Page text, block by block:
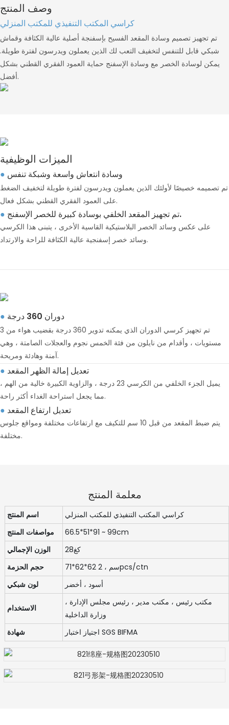
وصف المنتج
كراسي المكتب التنفيذي للمكتب المنزلي
تم تجهيز تصميم وسادة المقعد الفسيح بإسفنجة أصلية عالية الكثافة وقماش
شبكي قابل للتنفس لتخفيف التعب لك الذين يعملون ويدرسون لفترة طويلة.
يمكن لوسادة الخصر مع وسادة الإسفنج حماية العمود الفقري القطني بشكل
أفضل.
الميزات الوظيفية
● وسادة انتعاش واسعة وشبكة تنفس
تم تصميمه خصيصًا لأولئك الذين يعملون ويدرسون لفترة طويلة لتخفيف الضغط
على العمود الفقري القطني بشكل فعال.
● تم تجهيز المقعد الخلفي بوسادة كبيرة للخصر الإسفنج.
على عكس وسائد الخصر البلاستيكية القاسية الأخرى ، يتبنى هذا الكرسي
وسائد خصر إسفنجية عالية الكثافة للراحة والارتداد.
● دوران 360 درجة
تم تجهيز كرسي الدوران الذي يمكنه تدوير 360 درجة بقضيب هواء من 3
مستويات ، وأقدام من نايلون من فئة الخمس نجوم والعجلات الصامتة ، وهي
آمنة وهادئة ومريحة.
● تعديل إمالة الظهر المقعد
يميل الجزء الخلفي من الكرسي 23 درجة ، والزاوية الكبيرة خالية من الهم ،
مما يجعل استراحة الغداء أكثر راحة.
● تعديل ارتفاع المقعد
يتم ضبط المقعد من قبل 10 سم للتكيف مع ارتفاعات مختلفة ومواقع جلوس
مختلفة.
معلمة المنتج
اسم المنتج
كراسي المكتب التنفيذي للمكتب المنزلي
مواصفات المنتج
66.5*51*91 ~ 99cm
الوزن الإجمالي
كغ28
حجم الحزمة
71*62*62 سم ​​، 2pcs/ctn
لون شبكي
أسود ، أخضر
الاستخدام
مكتب رئيس ، مكتب مدير ، رئيس مجلس الإدارة ،
وزارة الداخلية
شهادة
اجتياز اختبار SGS BIFMA